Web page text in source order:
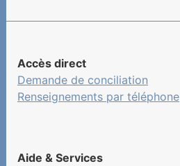
Accès direct
Demande de conciliation
Renseignements par téléphone
Aide & Services